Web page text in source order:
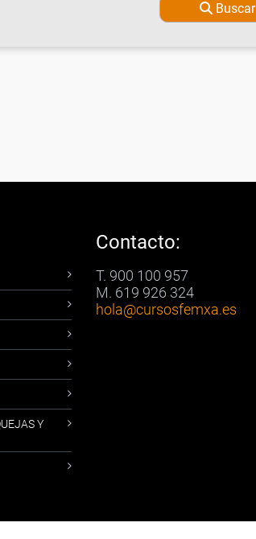
Buscar
Y
Contacto:
T. 900 100 957
M. 619 926 324
hola@cursosfemxa.es